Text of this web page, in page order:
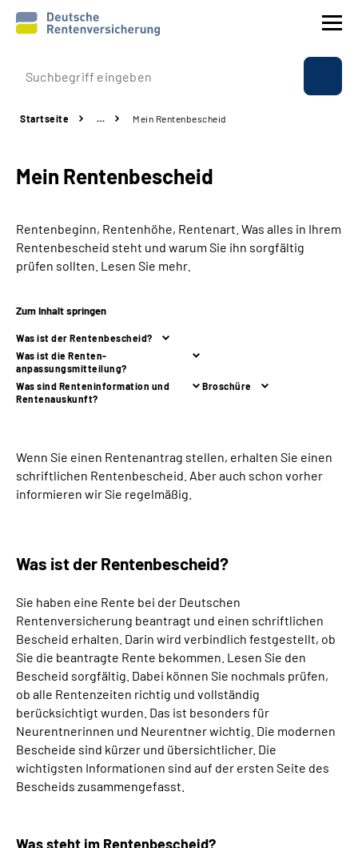
Prävention
Rente
Beratung & Kontakt
Experten
Über uns & Presse
Online-Services
Suche
Inhalte in Gebärdensprache (DGS)
Mein Kundenportal
Startseite … Mein Rentenbescheid
Mein Rentenbescheid
Rentenbeginn, Rentenhöhe, Rentenart. Was alles in Ihrem
Rentenbescheid steht und warum Sie ihn sorgfältig
prüfen sollten. Lesen Sie mehr
Zum Inhalt springen
Was ist der Rentenbescheid?
Was ist die Renten-
anpassungsmitteilung?
Was sind Renteninformation und
Rentenauskunft?
Broschüre
Wenn Sie einen Rentenantrag stellen, erhalten Sie einen
schriftlichen Rentenbescheid. Aber auch schon vorher
informieren wir Sie regelmäßig.
Was ist der Rentenbescheid?
Sie haben eine Rente bei der Deutschen
Rentenversicherung beantragt und einen schriftlichen
Bescheid erhalten . Darin wird verbindlich festgestellt, ob
Sie die beantragte Rente bekommen. Lesen Sie den
Bescheid sorgfältig. Dabei können Sie nochmals prüfen,
ob alle Rentenzeiten richtig und vollständig
berücksichtigt wurden. Das ist besonders für
Neurentnerinnen und Neurentner wichtig. Die modernen
Bescheide sind kürzer und übersichtlicher. Die
wichtigsten Informationen sind auf der ersten Seite des
Bescheids zusammengefasst.
Was steht im Rentenbescheid?